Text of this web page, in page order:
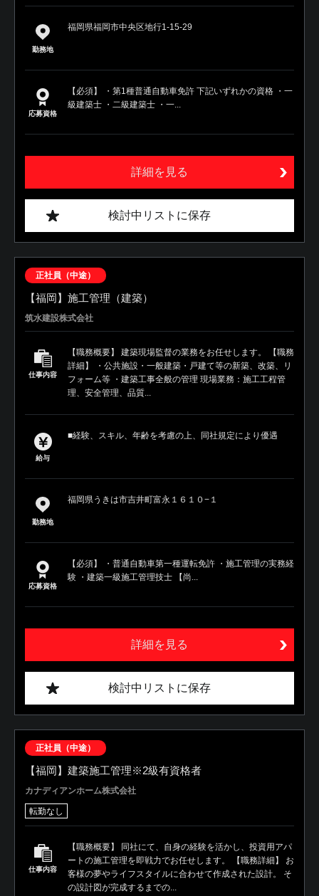
勤務地
福岡県福岡市中央区地行1-15-29
応募資格
【必須】 ・第1種普通自動車免許 下記いずれかの資格 ・一
級建築士 ・二級建築士 ・一...
詳細を見る
検討中リストに保存
正社員（中途）
【福岡】施工管理（建築）
筑水建設株式会社
仕事内容
【職務概要】 建築現場監督の業務をお任せします。 【職務
詳細】 ・公共施設・一般建築・戸建て等の新築、改築、リ
フォーム等 ・建築工事全般の管理 現場業務：施工工程管
理、安全管理、品質...
給与
■経験、スキル、年齢を考慮の上、同社規定により優遇
勤務地
福岡県うきは市吉井町富永１６１０−１
応募資格
【必須】 ・普通自動車第一種運転免許 ・施工管理の実務経
験 ・建築一級施工管理技士 【尚...
詳細を見る
検討中リストに保存
正社員（中途）
【福岡】建築施工管理※2級有資格者
カナディアンホーム株式会社
転勤なし
仕事内容
【職務概要】 同社にて、自身の経験を活かし、投資用アパ
ートの施工管理を即戦力でお任せします。 【職務詳細】 お
客様の夢やライフスタイルに合わせて作成された設計。 そ
の設計図が完成するまでの...